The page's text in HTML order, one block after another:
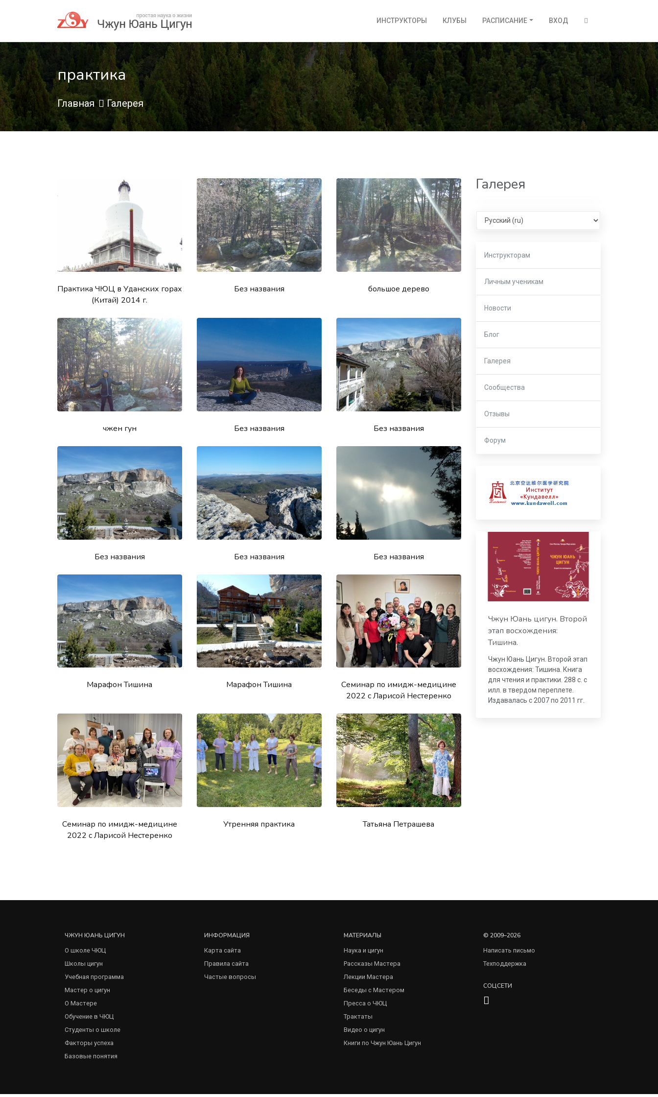
ИНСТРУКТОРЫ КЛУБЫ РАСПИСАНИЕ ВХОД
практика
Главная Галерея
Практика ЧЮЦ в Уданских горах
(Китай) 2014 г.
Без названия большое дерево
чжен гун Без названия Без названия
Без названия Без названия Без названия
Марафон Тишина Марафон Тишина
Семинар по имидж-медицине
2022 с Ларисой Нестеренко
Семинар по имидж-медицине
2022 с Ларисой Нестеренко
Утренняя практика Татьяна Петрашева
Галерея
Select language
Инструкторам
Личным ученикам
Новости
Блог
Галерея
Сообщества
Отзывы
Форум
Чжун Юань цигун. Второй
этап восхождения:
Тишина.
Чжун Юань Цигун. Второй этап
восхождения: Тишина. Книга
для чтения и практики. 288 с. с
илл. в твердом переплете.
Издавалась с 2007 по 2011 гг.
ЧЖУН ЮАНЬ ЦИГУН
О школе ЧЮЦ
Школы цигун
Учебная программа
Мастер о цигун
О Мастере
Обучение в ЧЮЦ
Студенты о школе
Факторы успеха
Базовые понятия
ИНФОРМАЦИЯ
Карта сайта
Правила сайта
Частые вопросы
МАТЕРИАЛЫ
Наука и цигун
Рассказы Мастера
Лекции Мастера
Беседы с Мастером
Пресса о ЧЮЦ
Трактаты
Видео о цигун
Книги по Чжун Юань Цигун
© 2009–2026
Написать письмо
Техподдержка
СОЦСЕТИ